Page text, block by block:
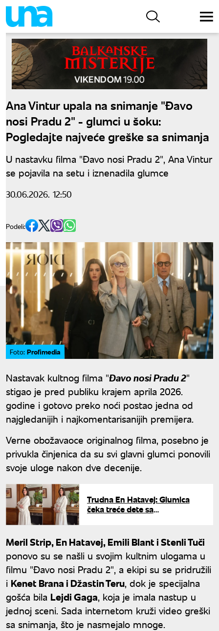
Ana Vintur upala na snimanje "Đavo
nosi Pradu 2" - glumci u šoku:
Pogledajte najveće greške sa snimanja
U nastavku filma "Đavo nosi Pradu 2", Ana Vintur
se pojavila na setu i iznenadila glumce
30.06.2026. 12:50
Podeli:
Foto: Profimedia
Nastavak kultnog filma "Đavo nosi Pradu 2"
stigao je pred publiku krajem aprila 2026.
godine i gotovo preko noći postao jedna od
najgledanijih i najkomentarisanijih premijera.
Verne obožavaoce originalnog filma, posebno je
privukla činjenica da su svi glavni glumci ponovili
svoje uloge nakon dve decenije.
Trudna En Hatavej: Glumica
čeka treće dete sa
Meril Strip, En Hatavej, Emili Blant i Stenli Tuči
ponovo su se našli u svojim kultnim ulogama u
filmu "Đavo nosi Pradu 2", a ekipi su se pridružili
i Kenet Brana i Džastin Teru, dok je specijalna
gošća bila Lejdi Gaga, koja je imala nastup u
jednoj sceni. Sada internetom kruži video greški
sa snimanja, što je nasmejalo mnoge.